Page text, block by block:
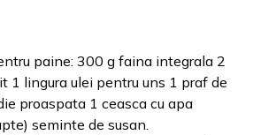
paine: 300 g faina integrala 2
1 lingura ulei pentru uns 1 praf de
proaspata 1 ceasca cu apa
seminte de susan.